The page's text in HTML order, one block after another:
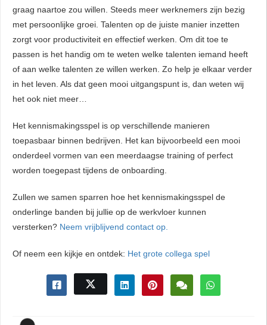
graag naartoe zou willen. Steeds meer werknemers zijn bezig
met persoonlijke groei. Talenten op de juiste manier inzetten
zorgt voor productiviteit en effectief werken. Om dit toe te
passen is het handig om te weten welke talenten iemand heeft
of aan welke talenten ze willen werken. Zo help je elkaar verder
in het leven. Als dat geen mooi uitgangspunt is, dan weten wij
het ook niet meer…
Het kennismakingsspel is op verschillende manieren
toepasbaar binnen bedrijven. Het kan bijvoorbeeld een mooi
onderdeel vormen van een meerdaagse training of perfect
worden toegepast tijdens de onboarding.
Zullen we samen sparren hoe het kennismakingsspel de
onderlinge banden bij jullie op de werkvloer kunnen
versterken? Neem vrijblijvend contact op.
Of neem een kijkje en ontdek: Het grote collega spel